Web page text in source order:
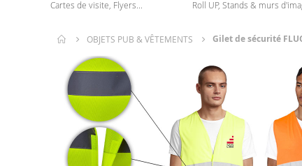
Cartes de visite, Flyers... Roll UP, Stands & murs
OBJETS PUB & VÊTEMENTS Gilet de sécurité